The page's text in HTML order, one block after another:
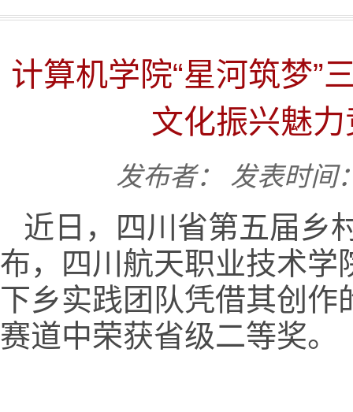
计算机学院“星河筑梦”
文化振兴魅
发布者： 发表时间
近日，四川省第五届乡
布，四川航天职业技术学
下乡实践团队凭借其创
赛道中荣获省级二等奖。